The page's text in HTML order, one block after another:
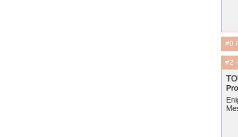
#0
#2